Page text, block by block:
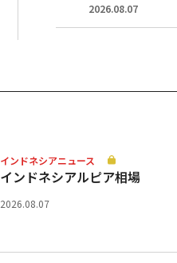
2026.08.07
インドネシアニュース
インドネシアルピア相場
2026.08.07